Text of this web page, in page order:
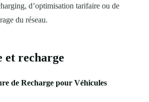
d’optimisation tarifaire ou de
du réseau.
recharge
de Recharge pour Véhicules